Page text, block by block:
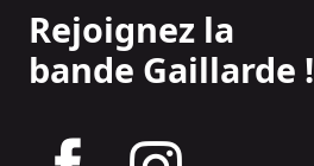
Rejoignez la
bande Gaillarde !